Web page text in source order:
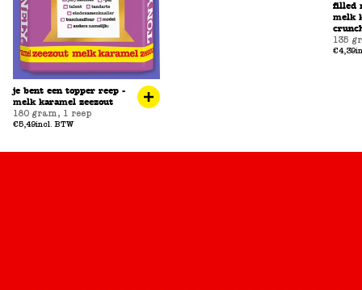
je bent een topper reep -
melk karamel zeezout
180 gram, 1 reep
€5,49incl. BTW
filled
melk
135
€4,39